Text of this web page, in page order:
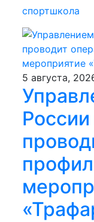
спортшкола
5 августа,
России